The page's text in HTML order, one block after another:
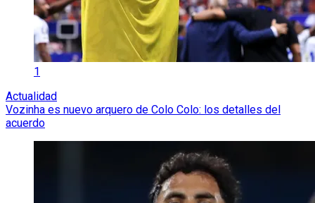
1
Actualidad
Vozinha es nuevo arquero de Colo Colo: los detalles del
acuerdo